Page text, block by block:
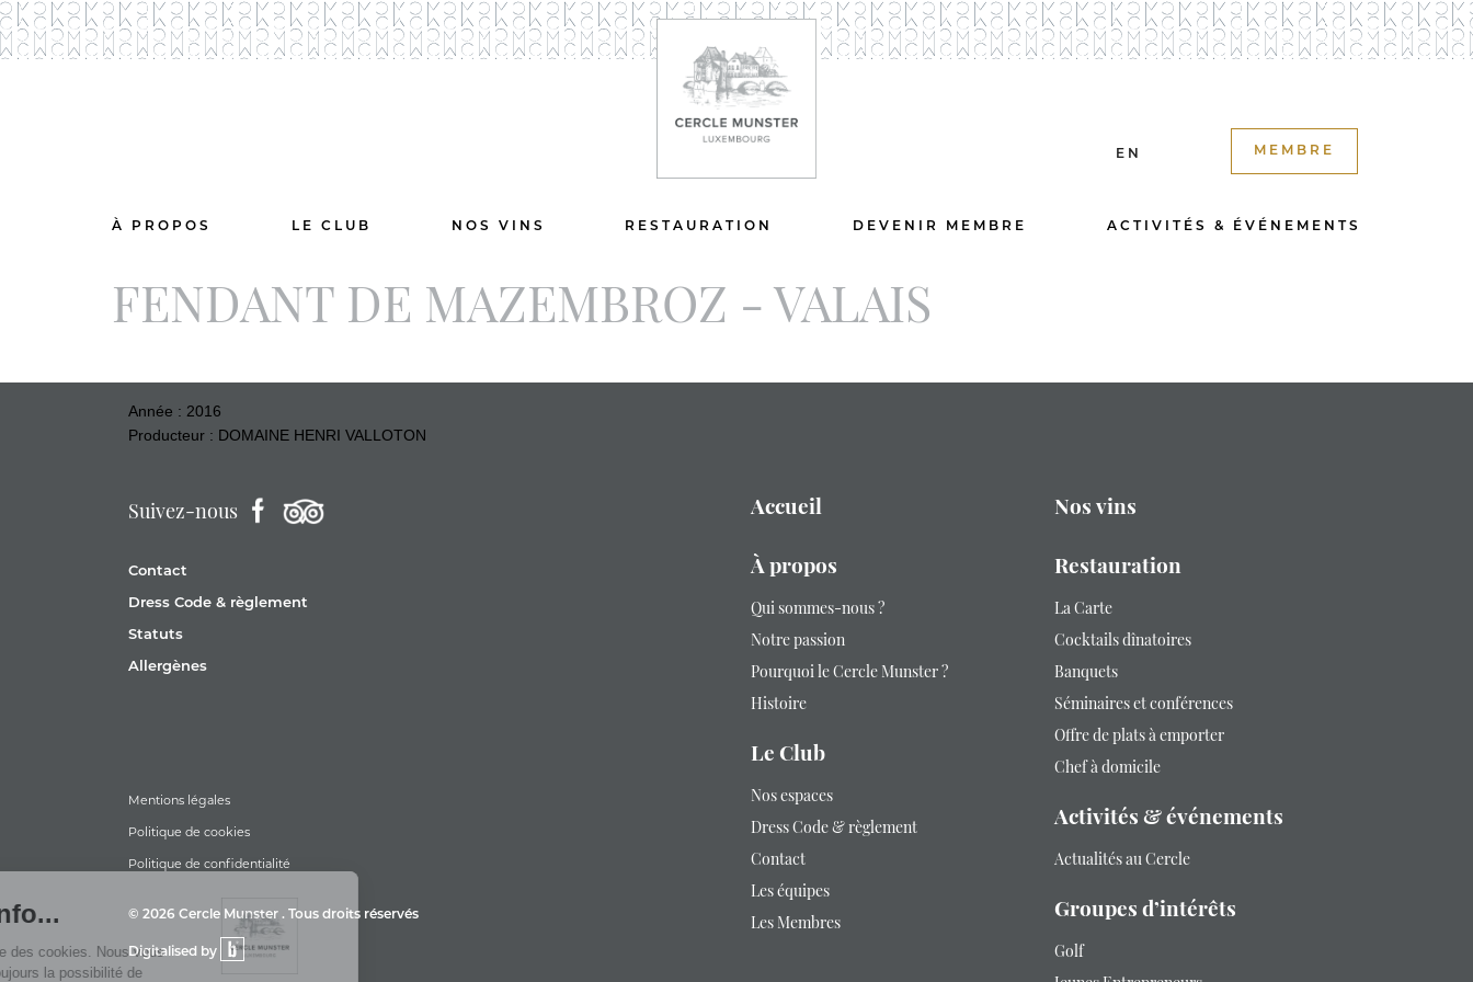
EN MEMBRE
À PROPOS LE CLUB NOS VINS RESTAURATION DEVENIR MEMBRE ACTIVITÉS & ÉVÉNEMENTS
FENDANT DE MAZEMBROZ - VALAIS
Année : 2016
Producteur : DOMAINE HENRI VALLOTON
Suivez-nous
Contact
Dress Code & règlement
Statuts
Allergènes
Mentions légales
Politique de cookies
Politique de confidentialité
© 2026 Cercle Munster . Tous droits réservés
Digitalised by
Accueil
À propos
Qui sommes-nous ?
Notre passion
Pourquoi le Cercle Munster ?
Histoire
Le Club
Nos espaces
Dress Code & règlement
Contact
Les équipes
Les Membres
Nos vins
Restauration
La Carte
Cocktails dînatoires
Banquets
Séminaires et conférences
Offre de plats à emporter
Chef à domicile
Activités & événements
Actualités au Cercle
Groupes d’intérêts
Golf